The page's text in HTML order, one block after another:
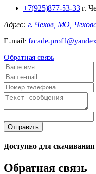
+7(925)877-53-33 г.
Адрес: г. Чехов, МО,
E-mail: facade-
Обратная связь
Отправить
Доступно для скачивания
Обратная связь